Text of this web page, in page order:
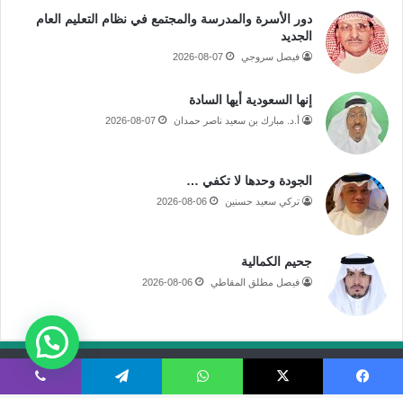
دور الأسرة والمدرسة والمجتمع في نظام التعليم العام
الجديد
فيصل سروجي 2026-08-07
إنها السعودية أيها السادة
أ.د. مبارك بن سعيد ناصر حمدان 2026-08-07
الجودة وحدها لا تكفي …
تركي سعيد حسنين 2026-08-06
جحيم الكمالية
فيصل مطلق المقاطي 2026-08-06
جميع الحقوق محفوظة لموقع صحيفة مكة الإلكترونية
فيسبوك
‫X واتساب تيلقرام ڤايبر